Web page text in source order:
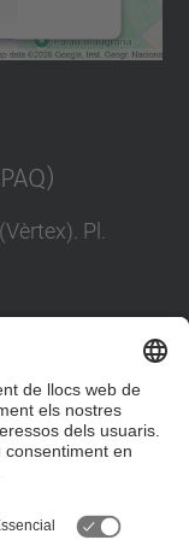
Pl.